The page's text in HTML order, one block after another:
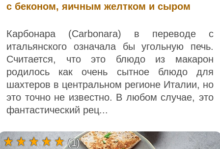
с беконом, яичным желтком и сыром
Карбонара (Carbonara) в переводе с
итальянского означала бы угольную печь.
Считается, что это блюдо из макарон
родилось как очень сытное блюдо для
шахтеров в центральном регионе Италии, но
это точно не известно. В любом случае, это
фантастический рец...
(1)